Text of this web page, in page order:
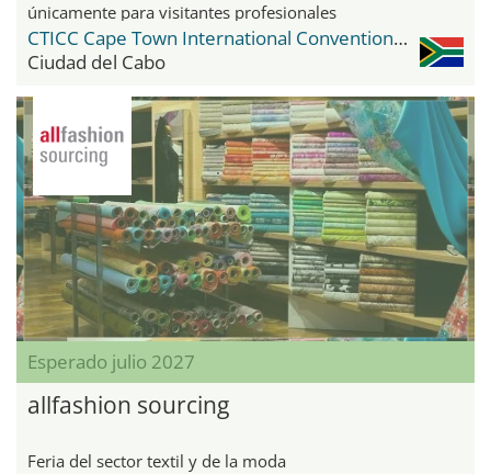
únicamente para visitantes profesionales
CTICC Cape Town International Convention Center
Ciudad del Cabo
Esperado julio 2027
allfashion sourcing
Feria del sector textil y de la moda